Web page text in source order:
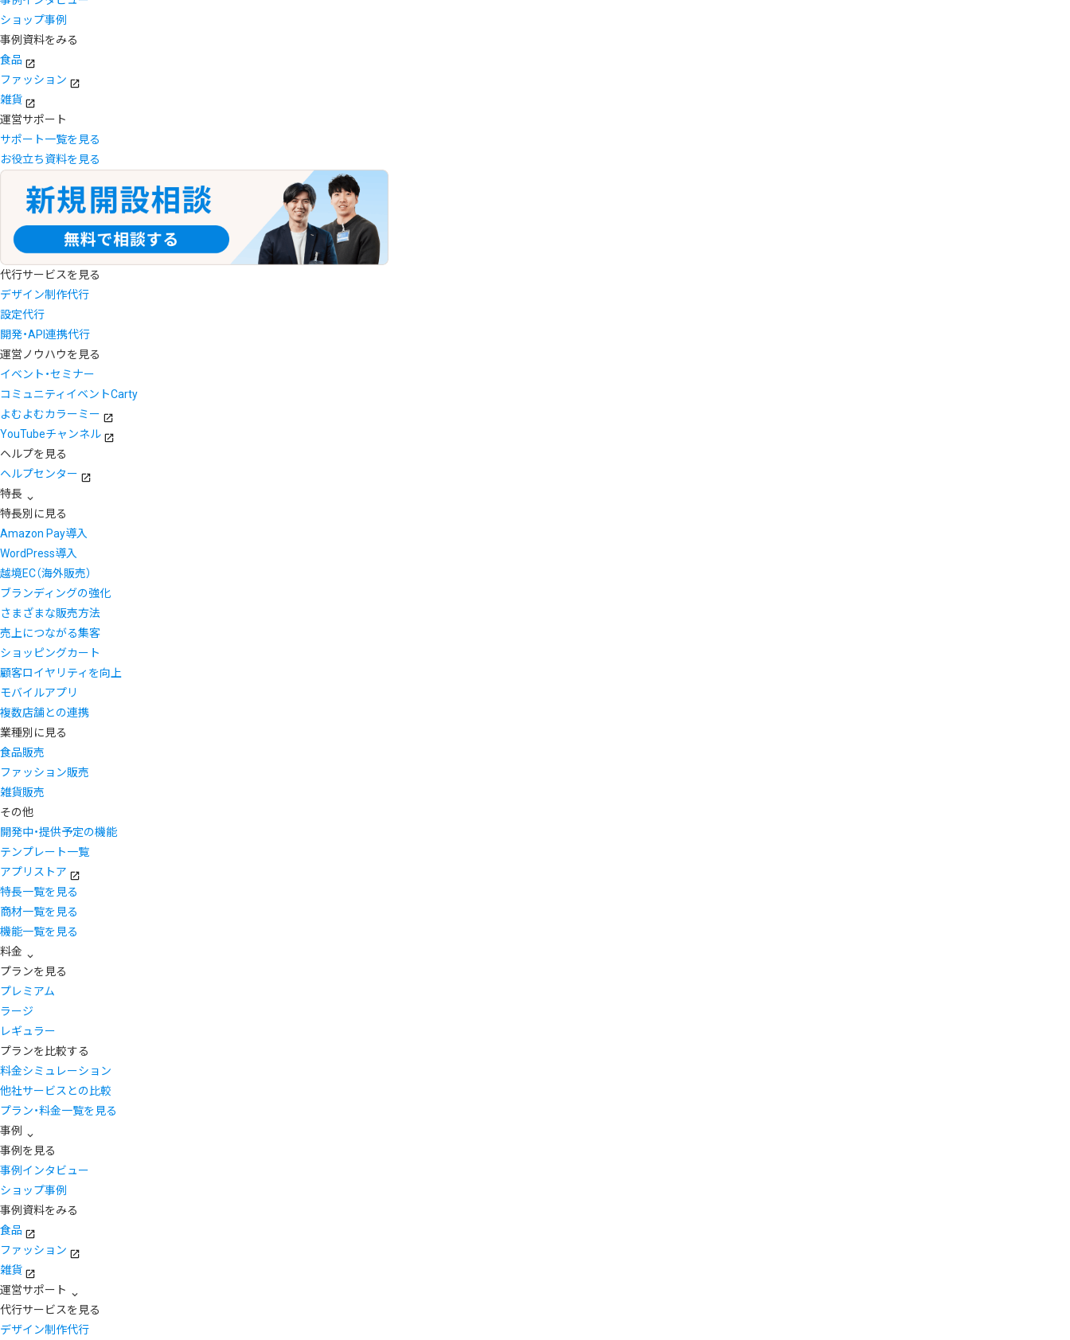
ショップ事例
事例資料をみる
食品
ファッション
雑貨
運営サポート
サポート一覧を見る
お役立ち資料を見る
代行サービスを見る
デザイン制作代行
設定代行
開発・API連携代行
運営ノウハウを見る
イベント・セミナー
コミュニティイベントCarty
よむよむカラーミー
YouTubeチャンネル
ヘルプを見る
ヘルプセンター
特長
特長別に見る
Amazon Pay導入
WordPress導入
越境EC（海外販売）
ブランディングの強化
さまざまな販売方法
売上につながる集客
ショッピングカート
顧客ロイヤリティを向上
モバイルアプリ
複数店舗との連携
業種別に見る
食品販売
ファッション販売
雑貨販売
その他
開発中・提供予定の機能
テンプレート一覧
アプリストア
特長一覧を見る
商材一覧を見る
機能一覧を見る
料金
プランを見る
プレミアム
ラージ
レギュラー
プランを比較する
料金シミュレーション
他社サービスとの比較
プラン・料金一覧を見る
事例
事例を見る
事例インタビュー
ショップ事例
事例資料をみる
食品
ファッション
雑貨
運営サポート
代行サービスを見る
デザイン制作代行